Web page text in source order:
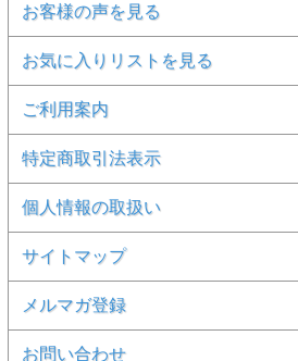
●侘び寂びを感じる美しい枯れ
職人が丁寧に焼き上げることで生ま
お客様の声を見る
お気に入りリストを見る
ご利用案内
特定商取引法表示
個人情報の取扱い
サイトマップ
メルマガ登録
お問い合わせ